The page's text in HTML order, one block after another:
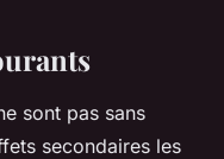
sont pas sans
secondaires les